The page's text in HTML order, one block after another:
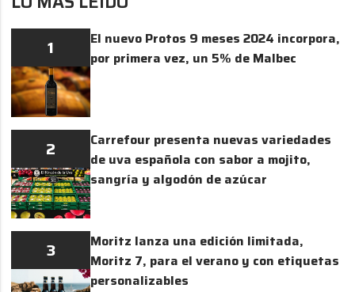
1
El nuevo Protos 9 meses 2024 incorpora,
por primera vez, un 5% de Malbec
2
Carrefour presenta nuevas variedades
de uva española con sabor a mojito,
sangría y algodón de azúcar
3
Moritz lanza una edición limitada,
Moritz 7, para el verano y con etiquetas
personalizables